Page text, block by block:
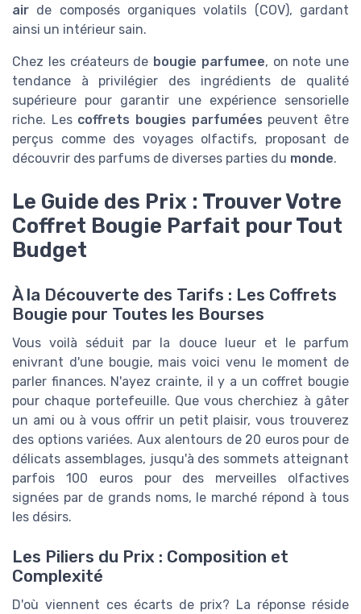
air de composés organiques volatils (COV), gardant
ainsi un intérieur sain.
Chez les créateurs de bougie parfumee, on note une
tendance à privilégier des ingrédients de qualité
supérieure pour garantir une expérience sensorielle
riche. Les coffrets bougies parfumées peuvent être
perçus comme des voyages olfactifs, proposant de
découvrir des parfums de diverses parties du monde.
Le Guide des Prix : Trouver Votre
Coffret Bougie Parfait pour Tout
Budget
À la Découverte des Tarifs : Les Coffrets
Bougie pour Toutes les Bourses
Vous voilà séduit par la douce lueur et le parfum
enivrant d'une bougie, mais voici venu le moment de
parler finances. N'ayez crainte, il y a un coffret bougie
pour chaque portefeuille. Que vous cherchiez à gâter
un ami ou à vous offrir un petit plaisir, vous trouverez
des options variées. Aux alentours de 20 euros pour de
délicats assemblages, jusqu'à des sommets atteignant
parfois 100 euros pour des merveilles olfactives
signées par de grands noms, le marché répond à tous
les désirs.
Les Piliers du Prix : Composition et
Complexité
D'où viennent ces écarts de prix? La réponse réside